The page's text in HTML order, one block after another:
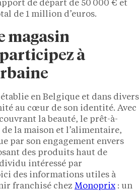
de départ de 50 000 € et
de 1 million d’euros.
magasin
à
en Belgique et dans divers
au cœur de son identité. Avec
la beauté, le prêt-à-
la maison et l’alimentaire,
par son engagement envers
des produits haut de
intéressé par
des informations utiles à
franchisé chez Monoprix : un